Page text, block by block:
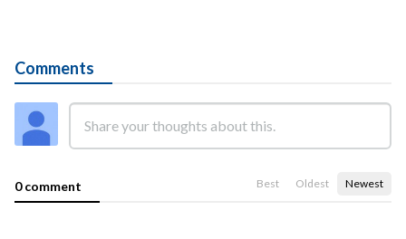
Comments
0 comment Best Oldest Newest